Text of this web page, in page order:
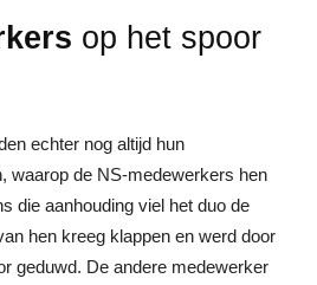
op het spoor
echter nog altijd hun
waarop de NS-medewerkers hen
die aanhouding viel het duo de
hen kreeg klappen en werd door
geduwd. De andere medewerker